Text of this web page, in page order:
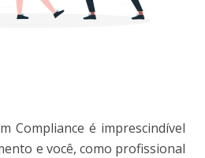
Compliance é imprescindível
e você, como profissional